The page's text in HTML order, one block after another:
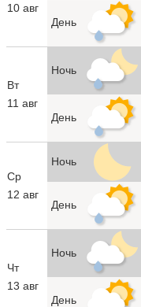
10 авг
День
Вт
11 авг
Ночь
День
Ср
12 авг
Ночь
День
Чт
13 авг
Ночь
День